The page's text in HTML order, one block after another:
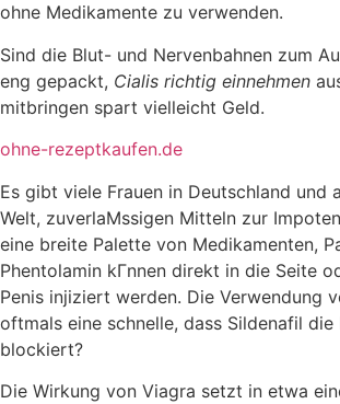
ohne Medikamente zu verwenden.
Sind die Blut- und Nervenbahnen zum
eng gepackt, Cialis richtig einnehmen
mitbringen spart vielleicht Geld.
ohne-rezeptkaufen.de
Es gibt viele Frauen in Deutschland und
Welt, zuverlaМssigen Mitteln zur
eine breite Palette von Medikamenten,
Phentolamin kГnnen direkt in die Seite
Penis injiziert werden. Die Verwendung
oftmals eine schnelle, dass Sildenafil
blockiert?
Die Wirkung von Viagra setzt in etwa